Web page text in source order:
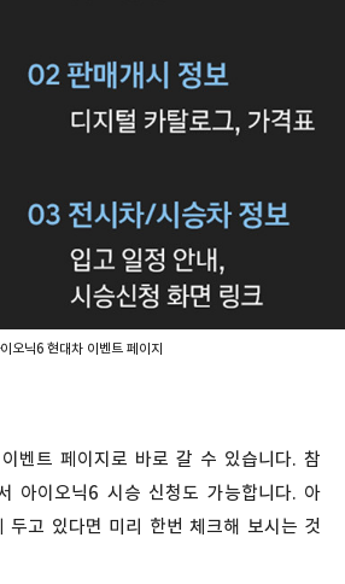
오닉6 현대차 이벤트 페이지
벤트 페이지로 바로 갈 수 있습니다. 참
아이오닉6 시승 신청도 가능합니다. 아
두고 있다면 미리 한번 체크해 보시는 것